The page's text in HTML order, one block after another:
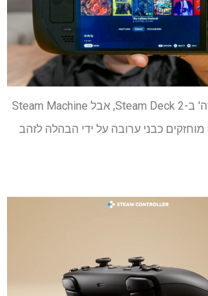
Valve 'עובד קשה' ב-Steam Deck 2, אבל Steam Machine
ו-Steam Frame מוחזקים כבני ערובה על ידי הבהלה לזהב